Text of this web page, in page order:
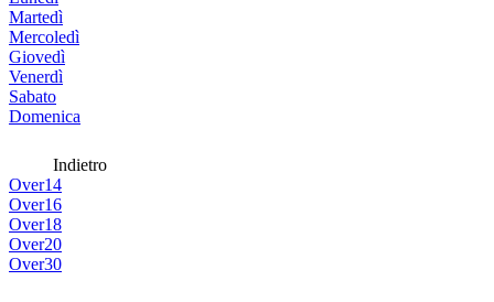
Martedì
Mercoledì
Giovedì
Venerdì
Sabato
Domenica
Indietro
Over14
Over16
Over18
Over20
Over30